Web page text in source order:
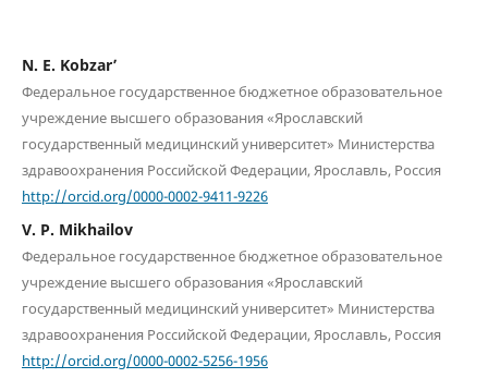
N. E. Kobzar’
Федеральное государственное бюджетное образовательное
учреждение высшего образования «Ярославский
государственный медицинский университет» Министерства
здравоохранения Российской Федерации, Ярославль, Россия
http://orcid.org/0000-0002-9411-9226
V. P. Mikhailov
Федеральное государственное бюджетное образовательное
учреждение высшего образования «Ярославский
государственный медицинский университет» Министерства
здравоохранения Российской Федерации, Ярославль, Россия
http://orcid.org/0000-0002-5256-1956